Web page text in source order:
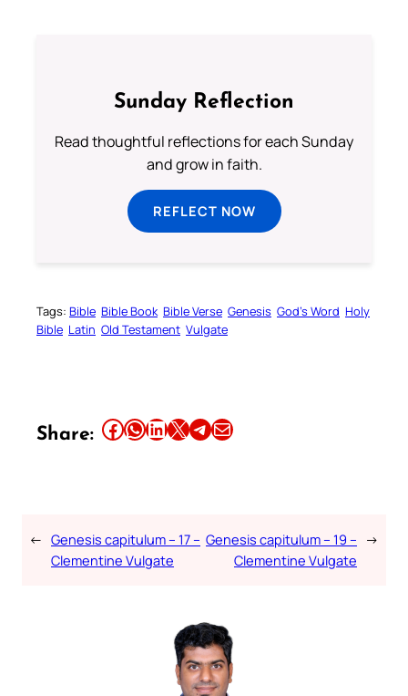
Sunday Reflection
Read thoughtful reflections for each Sunday
and grow in faith.
REFLECT NOW
Tags: Bible Bible Book Bible Verse Genesis God’s Word Holy
Bible Latin Old Testament Vulgate
Share: Share this article on Facebook Share this article on WhatsApp Share this article on LinkedIn Share this article on X Share this article on TelegramEmail this Article
← Genesis capitulum – 17 –
Clementine Vulgate
Genesis capitulum – 19 –
Clementine Vulgate
→